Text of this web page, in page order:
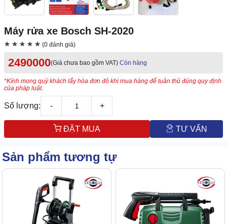
Máy rửa xe Bosch SH-2020
(0 đánh giá)
2490000(Giá chưa bao gồm VAT) Còn hàng
*Kính mong quý khách lấy hóa đơn đỏ khi mua hàng để tuân thủ đúng quy định
của pháp luật.
Số lượng: - +
ĐẶT MUA TƯ VẤN
Sản phẩm tương tự